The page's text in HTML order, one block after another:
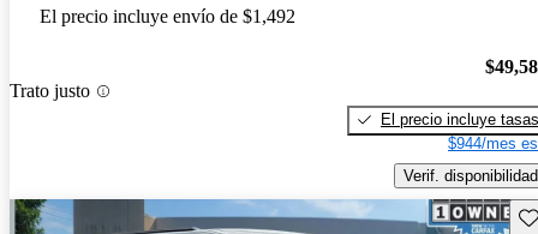
El precio incluye envío de $1,492
Trato justo
El precio incluye tasas
$944/mes
Verif. disponibilidad